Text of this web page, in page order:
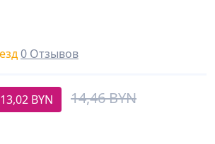
0 Отзывов
13,02 BYN 14,46 BYN